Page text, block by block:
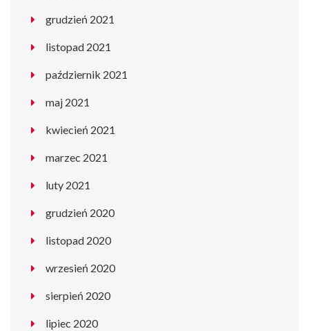
grudzień 2021
listopad 2021
październik 2021
maj 2021
kwiecień 2021
marzec 2021
luty 2021
grudzień 2020
listopad 2020
wrzesień 2020
sierpień 2020
lipiec 2020